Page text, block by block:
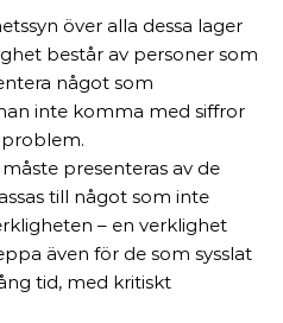
över alla dessa lager
består av personer som
något som
inte komma med siffror
presenteras av de
till något som inte
– en verklighet
även för de som sysslat
tid, med kritiskt